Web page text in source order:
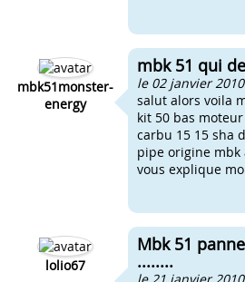
mbk51monster-
energy
mbk 51 qui
le 02 janvier
salut alors voila
kit 50 bas
carbu 15 15 sha
pipe origine
vous explique
lolio67
Mbk 51
........